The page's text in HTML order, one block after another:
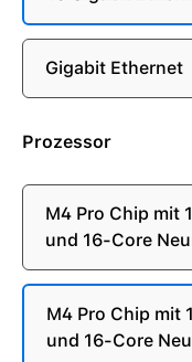
Gigabit Ethernet
Prozessor
M4 Pro Chip mit
und 16-Core
M4 Pro Chip mit
und 16-Core